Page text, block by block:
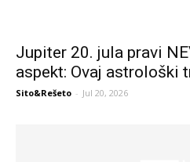
Jupiter 20. jula pravi
aspekt: Ovaj astrološki
Sito&Rešeto - Jul 20, 2026